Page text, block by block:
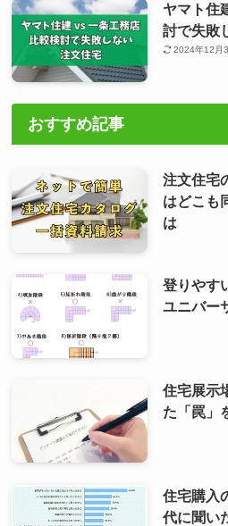
ヤマト住
討で失敗
2024年12月
おすすめ記事
注文住宅
はどこも
は
登りやす
ユニバー
住宅展示
た「罠」
住宅購入
代に聞い